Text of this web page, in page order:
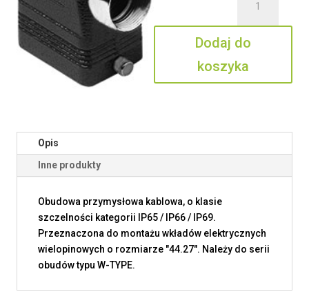
CAOW
06
L21
Dodaj do
koszyka
Opis
Inne produkty
Obudowa przymysłowa kablowa, o klasie
szczelności kategorii IP65 / IP66 / IP69.
Przeznaczona do montażu wkładów elektrycznych
wielopinowych o rozmiarze "44.27". Należy do serii
obudów typu W-TYPE.